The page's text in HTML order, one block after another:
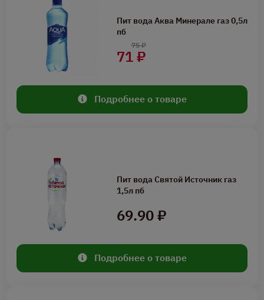
Пит вода Аква Минерале газ 0,5л
пб
71 ₽
75 ₽
Подробнее о товаре
Пит вода Святой Источник газ
1,5л пб
69.90 ₽
Подробнее о товаре